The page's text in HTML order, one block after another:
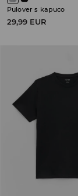
Pulover s kapuco
29,99 EUR